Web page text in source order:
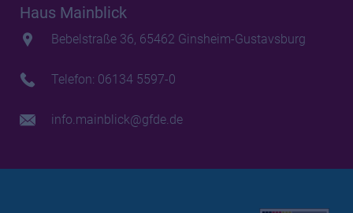
Haus Mainblick
Bebelstraße 36, 65462 Ginsheim-Gustavsburg
Telefon: 06134 5597-0
info.mainblick@gfde.de